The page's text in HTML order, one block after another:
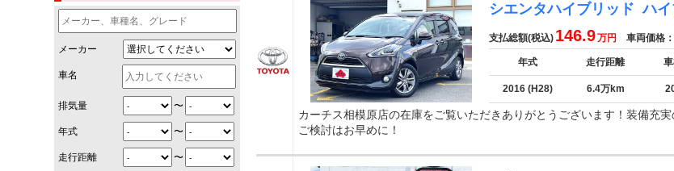
メーカー
車名
排気量 〜
年式 〜
走行距離 〜
シエンタハイブリッド ハ
支払総額(税込) 146.9万円 車両価格：
年式 走行距離
2016 (H28) 6.4万km
カーチス相模原店の在庫をご覧いただきありがとうございます！装備充
ご検討はお早めに！